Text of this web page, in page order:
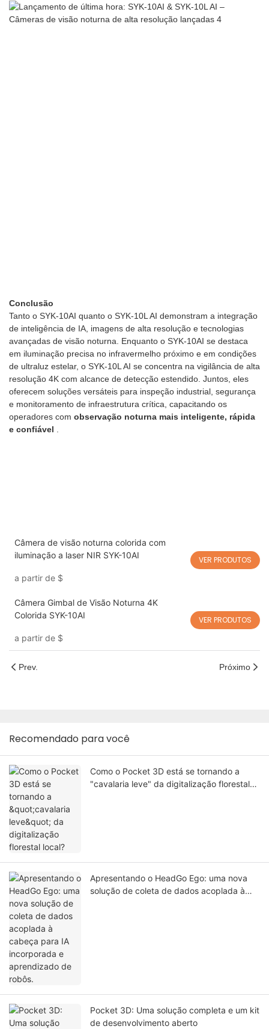
Conclusão
Tanto o SYK-10AI quanto o SYK-10L AI demonstram a integração
de inteligência de IA, imagens de alta resolução e tecnologias
avançadas de visão noturna. Enquanto o SYK-10AI se destaca
em iluminação precisa no infravermelho próximo e em condições
de ultraluz estelar, o SYK-10L AI se concentra na vigilância de alta
resolução 4K com alcance de detecção estendido. Juntos, eles
oferecem soluções versáteis para inspeção industrial, segurança
e monitoramento de infraestrutura crítica, capacitando os
operadores com observação noturna mais inteligente, rápida
e confiável .
Câmera de visão noturna colorida com
iluminação a laser NIR SYK-10AI
a partir de $
VER PRODUTOS
Câmera Gimbal de Visão Noturna 4K
Colorida SYK-10AI
a partir de $
VER PRODUTOS
Prev. Próximo
Recomendado para você
Como o Pocket 3D está se tornando a
"cavalaria leve" da digitalização florestal
Apresentando o HeadGo Ego: uma nova
solução de coleta de dados acoplada à
Pocket 3D: Uma solução completa e um kit
de desenvolvimento aberto